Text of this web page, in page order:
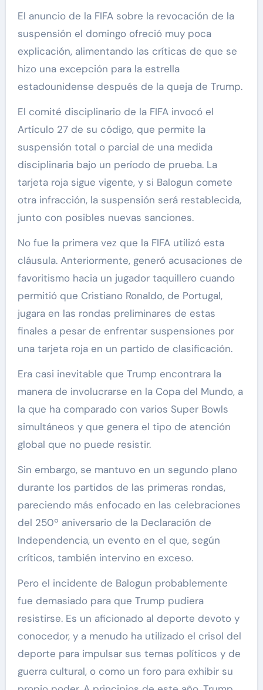
El anuncio de la FIFA sobre la revocación de la
suspensión el domingo ofreció muy poca
explicación, alimentando las críticas de que se
hizo una excepción para la estrella
estadounidense después de la queja de Trump.
El comité disciplinario de la FIFA invocó el
Artículo 27 de su código, que permite la
suspensión total o parcial de una medida
disciplinaria bajo un período de prueba. La
tarjeta roja sigue vigente, y si Balogun comete
otra infracción, la suspensión será restablecida,
junto con posibles nuevas sanciones.
No fue la primera vez que la FIFA utilizó esta
cláusula. Anteriormente, generó acusaciones de
favoritismo hacia un jugador taquillero cuando
permitió que Cristiano Ronaldo, de Portugal,
jugara en las rondas preliminares de estas
finales a pesar de enfrentar suspensiones por
una tarjeta roja en un partido de clasificación.
Era casi inevitable que Trump encontrara la
manera de involucrarse en la Copa del Mundo, a
la que ha comparado con varios Super Bowls
simultáneos y que genera el tipo de atención
global que no puede resistir.
Sin embargo, se mantuvo en un segundo plano
durante los partidos de las primeras rondas,
pareciendo más enfocado en las celebraciones
del 250º aniversario de la Declaración de
Independencia, un evento en el que, según
críticos, también intervino en exceso.
Pero el incidente de Balogun probablemente
fue demasiado para que Trump pudiera
resistirse. Es un aficionado al deporte devoto y
conocedor, y a menudo ha utilizado el crisol del
deporte para impulsar sus temas políticos y de
guerra cultural, o como un foro para exhibir su